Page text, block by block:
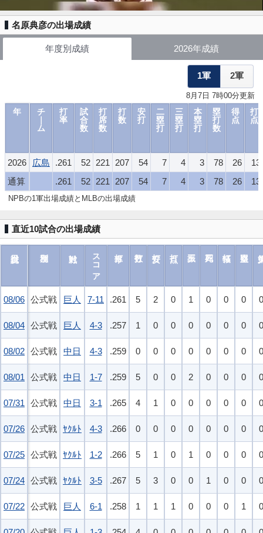
名原典彦の出場成績
年度別成績 2026年成績
1軍 2軍
8月7日 7時00分更新
年
2026
通算
チ
ム
打
率
試
合
数
打
席
数
打
数
安
打
二
塁
打
三
塁
打
本
塁
打
塁
打
数
得
点
打
点
広島 .261 52 221 207 54 7 4 3 78 26
13
.261
52 221 207 54 7 4 3 78 26 13
NPBの1軍出場成績とMLBの出場成績
直近10試合の出場成績
08/06
08/04
08/02
08/01
07/31
07/26
07/25
07/24
07/22
スコア
08/06 公式戦 巨人 7-11 .261 5 2 0 1 0 0 0 0
08/04 公式戦 巨人 4-3 .257 1 0 0 0 0 0 0 0
08/02 公式戦 中日 4-3 .259 0 0 0 0 0 0 0 0
08/01 公式戦 中日 1-7 .259 5 0 0 2 0 0 0 0
07/31 公式戦 中日 3-1 .265 4 1 0 0 0 0 0 0
07/26 公式戦 ﾔｸﾙﾄ 4-3 .266 0 0 0 0 0 0 0 0
07/25 公式戦 ﾔｸﾙﾄ 1-2 .266 5 1 0 1 0 0 0 0
07/24 公式戦 ﾔｸﾙﾄ 3-5 .267 5 3 0 0 1 0 0 0
07/22 公式戦 巨人 6-1 .258 1 1 1 0 0 0 1 0